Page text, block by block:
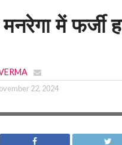
में फर्जी
22, 2024